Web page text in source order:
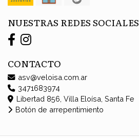
NUESTRAS REDES SOCIALES
CONTACTO
asv@veloisa.com.ar
3471683974
Libertad 856, Villa Eloísa, Santa Fe
Botón de arrepentimiento